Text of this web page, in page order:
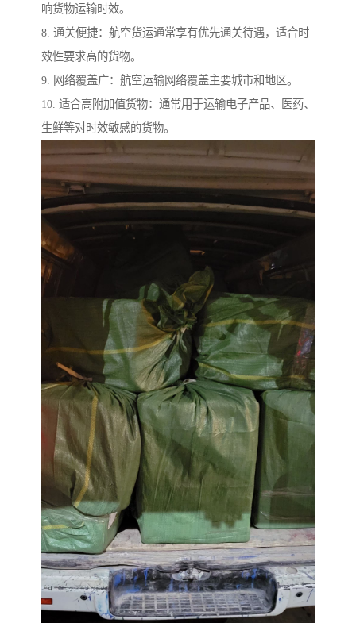
响货物运输时效。
8. 通关便捷：航空货运通常享有优先通关待遇，适合时
效性要求高的货物。
9. 网络覆盖广：航空运输网络覆盖主要城市和地区。
10. 适合高附加值货物：通常用于运输电子产品、医药、
生鲜等对时效敏感的货物。